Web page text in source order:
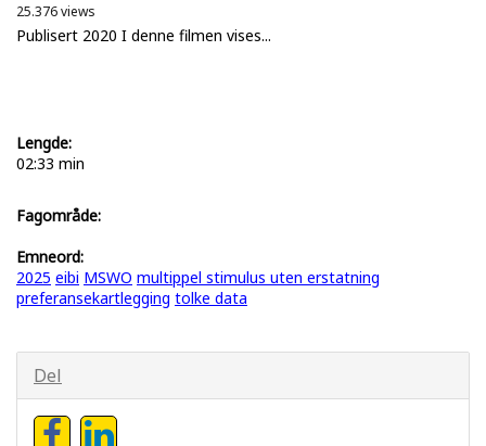
25.376 views
Publisert 2020 I denne filmen vises...
Lengde:
02:33 min
Fagområde:
Emneord:
2025 eibi MSWO multippel stimulus uten erstatning
preferansekartlegging tolke data
Del